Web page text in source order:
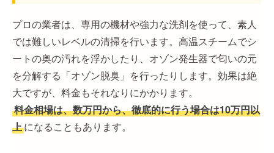
プロの業者は、専用の機材や強力な洗剤を使って、素人
では難しいレベルの清掃を行います。高温スチームでシ
ートの奥の汚れを浮かしたり、オゾン発生器で匂いの元
を分解する「オゾン脱臭」を行ったりします。効果は絶
大ですが、料金もそれなりにかかります。
料金相場は、数万円から、徹底的に行う場合は10万円以
上になることもあります。